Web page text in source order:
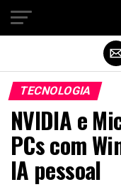
TECNOLOGIA
NVIDIA e
PCs com
IA pessoal